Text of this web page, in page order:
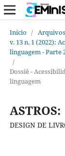
Início / Arquivos
v. 13 n. 1 (2022):
linguagem - Parte
/
Dossiê -
linguagem
ASTROS:
DESIGN DE